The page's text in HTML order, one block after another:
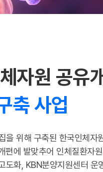
자원 공유
축 사업
을 위해 구축된 한국인체자
편에 발맞추어 인체질환자
도화, KBN분양지원센터 운